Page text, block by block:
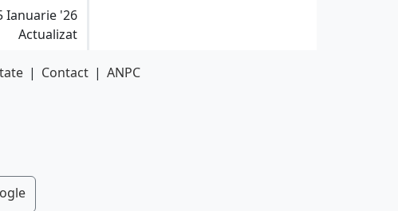
Ianuarie '26
Actualizat
| Contact | ANPC